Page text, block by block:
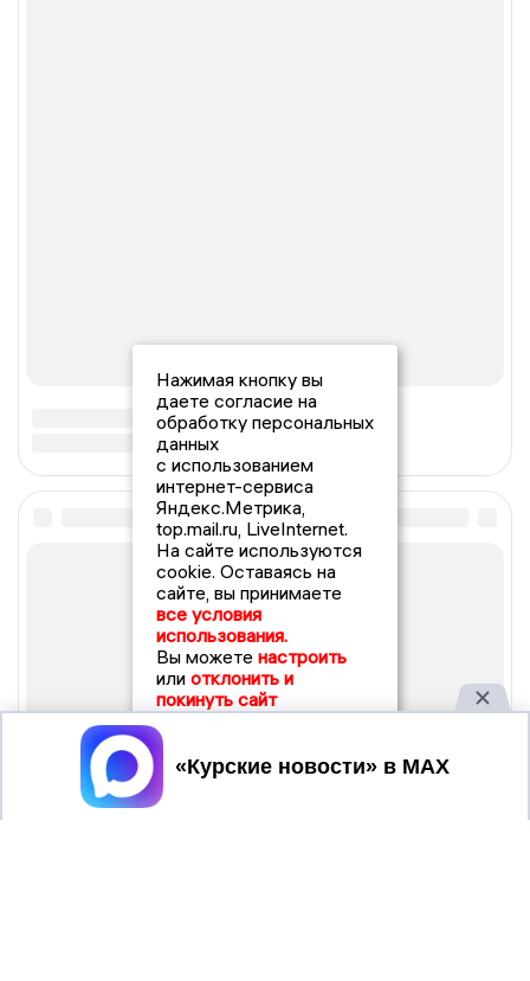
Нажимая кнопку вы
даете согласие на
обработку персональных
данных
с использованием
интернет-сервиса
Яндекс.Метрика,
top.mail.ru, LiveInternet.
На сайте используются
cookie. Оставаясь на
сайте, вы принимаете
все условия
использования.
Вы можете настроить
или отклонить и
покинуть сайт
Принять